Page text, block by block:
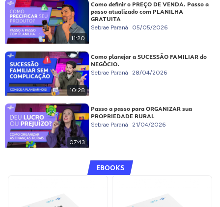
11:20
Como definir o PREÇO DE VENDA. Passo a
passo atualizado com PLANILHA
GRATUITA
Sebrae Paraná 05/05/2026
10:28
Como planejar a SUCESSÃO FAMILIAR do
NEGÓCIO.
Sebrae Paraná 28/04/2026
07:43
Passo a passo para ORGANIZAR sua
PROPRIEDADE RURAL
Sebrae Paraná 21/04/2026
EBOOKS